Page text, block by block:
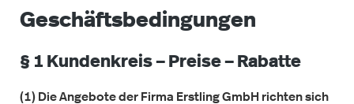
Geschäftsbedingungen
§ 1 Kundenkreis – Preise – Rabatte
(1) Die Angebote der Firma Erstling GmbH richten sich